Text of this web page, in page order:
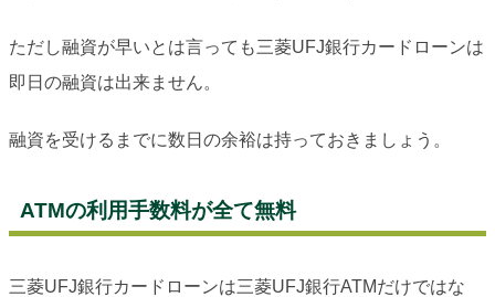
ただし融資が早いとは言っても三菱UFJ銀行カードローンは
即日の融資は出来ません。
融資を受けるまでに数日の余裕は持っておきましょう。
ATMの利用手数料が全て無料
三菱UFJ銀行カードローンは三菱UFJ銀行ATMだけではな